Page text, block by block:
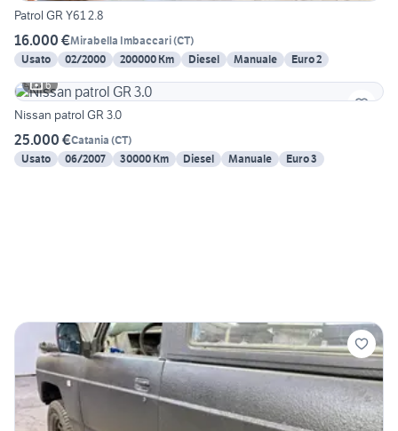
Patrol GR Y61 2.8
16.000 €Mirabella Imbaccari(CT)
Usato
02/2000 200000 Km Diesel Manuale
Euro 2
6
Nissan patrol GR 3.0
25.000 €Catania (CT)
Usato
06/2007 30000 Km Diesel Manuale Euro 3